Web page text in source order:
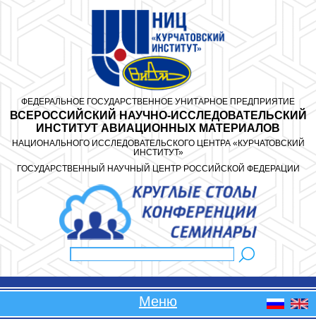
ФЕДЕРАЛЬНОЕ ГОСУДАРСТВЕННОЕ УНИТАРНОЕ ПРЕДПРИЯТИЕ
ВСЕРОССИЙСКИЙ НАУЧНО-ИССЛЕДОВАТЕЛЬСКИЙ
ИНСТИТУТ АВИАЦИОННЫХ МАТЕРИАЛОВ
НАЦИОНАЛЬНОГО ИССЛЕДОВАТЕЛЬСКОГО ЦЕНТРА «КУРЧАТОВСКИЙ
ИНСТИТУТ»
ГОСУДАРСТВЕННЫЙ НАУЧНЫЙ ЦЕНТР РОССИЙСКОЙ ФЕДЕРАЦИИ
Форма поиска
Меню